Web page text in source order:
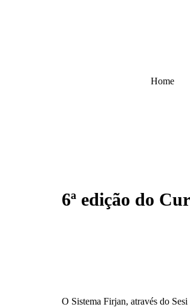
Home
6ª edição do
O Sistema Firjan, através do